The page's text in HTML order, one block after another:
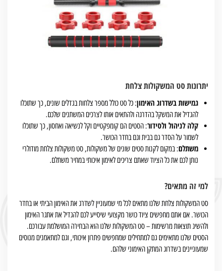
יתרונות סט המשקולות צלחת
גמישות בשדרוג האימון: כל סט כולל מספר צלחות בגדלים שונים, כך שתוכלו
להגדיל את המשקל בהדרגה ולהתאים אותו לצרכים המשתנים שלכם.
קלה לניהול ולסידור: הסטים הם קומפקטיים וקל לנשיאה ואחסון, כך שתוכלו
לשמור על הסדר גם בבית וגם בחדר הכושר.
משתלם: במקום לקנות סטים שונים של משקולות, סט משקולות צלחת מודולרי
נותן לכם את כל הציוד שאתם צריכים לאימון איכותי במחיר משתלם.
למי זה מתאים?
סט המשקולות צלחת שלנו מתאים לכל מי שמעוניין לשדרג את האימון הביתי או בחדר
הכושר. אם אתם מחפשים ציוד כושר מקצועי שיסייע לכם להגדיל את אתגר האימון
ולהשיג תוצאות מרשימות – סט המשקולות שלנו הוא הבחירה המושלמת עבורכם.
הסטים שלנו מתאימים גם למתחילים שמחפשים פתרון איכותי, וגם למתאמנים מנוסים
שמעוניינים בשדרוג המתקן האימוני שלהם.